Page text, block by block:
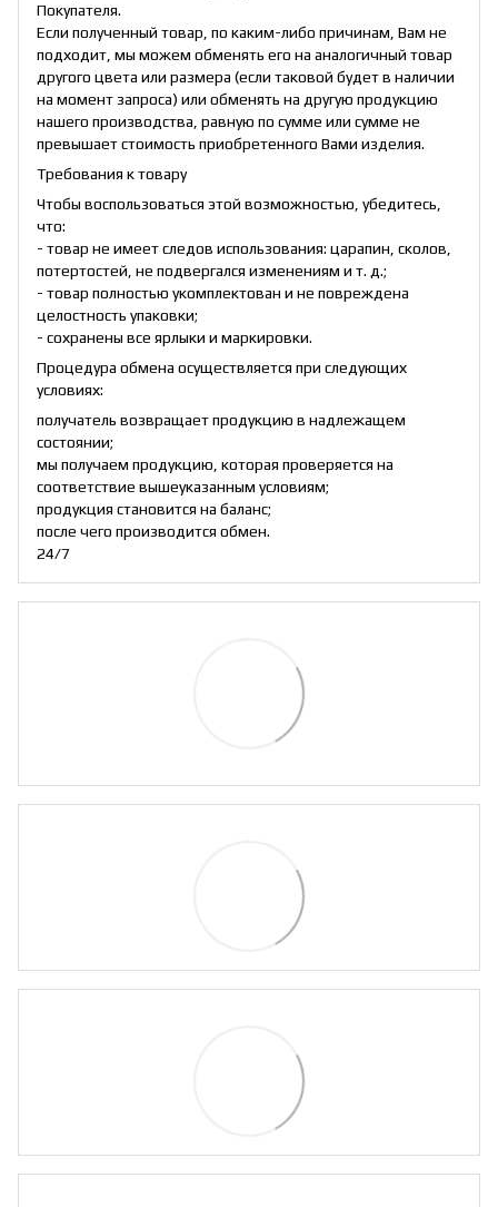
Покупателя.
Если полученный товар, по каким-либо причинам, Вам не
подходит, мы можем обменять его на аналогичный товар
другого цвета или размера (если таковой будет в наличии
на момент запроса) или обменять на другую продукцию
нашего производства, равную по сумме или сумме не
превышает стоимость приобретенного Вами изделия.
Требования к товару
Чтобы воспользоваться этой возможностью, убедитесь,
что:
- товар не имеет следов использования: царапин, сколов,
потертостей, не подвергался изменениям и т. д.;
- товар полностью укомплектован и не повреждена
целостность упаковки;
- сохранены все ярлыки и маркировки.
Процедура обмена осуществляется при следующих
условиях:
получатель возвращает продукцию в надлежащем
состоянии;
мы получаем продукцию, которая проверяется на
соответствие вышеуказанным условиям;
продукция становится на баланс;
после чего производится обмен.
24/7